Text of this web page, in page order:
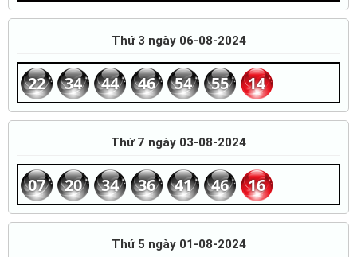
Thứ 3 ngày 06-08-2024
22 34 44 46 54 55 14
Thứ 7 ngày 03-08-2024
07 20 34 36 41 46 16
Thứ 5 ngày 01-08-2024